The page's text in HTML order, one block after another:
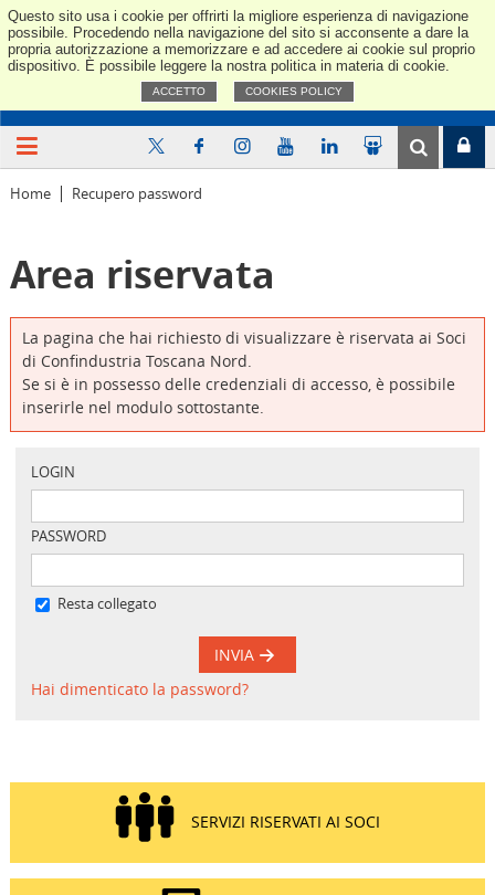
Questo sito usa i cookie per offrirti la migliore esperienza di navigazione
possibile. Procedendo nella navigazione del sito si acconsente a dare la
propria autorizzazione a memorizzare e ad accedere ai cookie sul proprio
dispositivo. È possibile leggere la nostra politica in materia di cookie.
ACCETTO COOKIES POLICY
Home Recupero password
Area riservata
La pagina che hai richiesto di visualizzare è riservata ai Soci
di Confindustria Toscana Nord.
Se si è in possesso delle credenziali di accesso, è possibile
inserirle nel modulo sottostante.
LOGIN
PASSWORD
Resta collegato
INVIA
Hai dimenticato la password?
SERVIZI RISERVATI AI SOCI